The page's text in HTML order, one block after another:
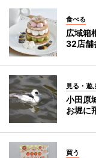
食べる
広域箱
32店舗
見る・遊
小田原
お堀に
買う